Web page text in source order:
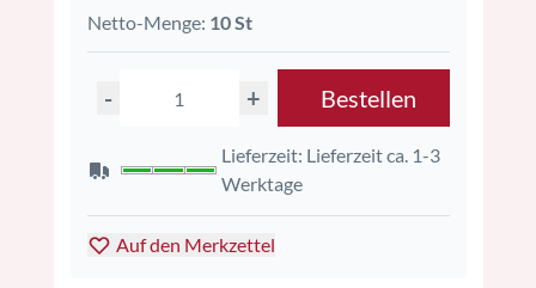
Netto-Menge: 10 St
- + Bestellen
Lieferzeit: Lieferzeit ca. 1-3
Werktage
Auf den Merkzettel